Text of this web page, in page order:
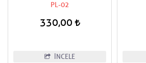
Mavi
PL-02
330,00
İNCELE